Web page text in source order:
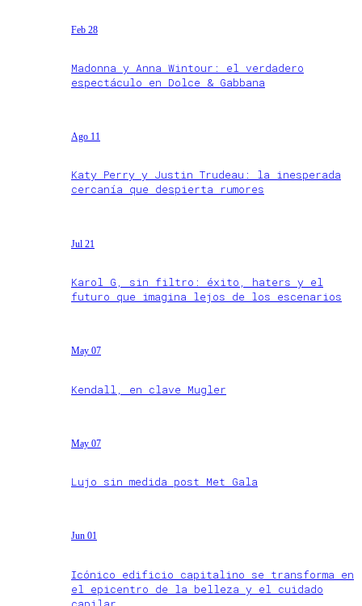
Feb 28
Madonna y Anna Wintour: el verdadero
espectáculo en Dolce & Gabbana
Ago 11
Katy Perry y Justin Trudeau: la inesperada
cercanía que despierta rumores
Jul 21
Karol G, sin filtro: éxito, haters y el
futuro que imagina lejos de los escenarios
May 07
Kendall, en clave Mugler
May 07
Lujo sin medida post Met Gala
Jun 01
Icónico edificio capitalino se transforma en
el epicentro de la belleza y el cuidado